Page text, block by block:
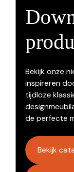
Bekijk onze
inspireren
tijdloze
de perfecte
Bekijk